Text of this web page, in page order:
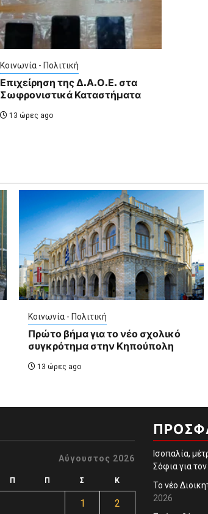
Κοινωνία - Πολιτική
Επιχείρηση της Δ.Α.Ο.Ε. στα
Σωφρονιστικά Καταστήματα
13 ώρες ago
Κοινωνία - Πολιτική
Πρώτο βήμα για το νέο σχολικό
συγκρότημα στην Κηπούπολη
13 ώρες ago
Αύγουστος 2026
Π Π Σ Κ
1 2
Ισοπαλία,
Σόφια για
Το νέο
2026